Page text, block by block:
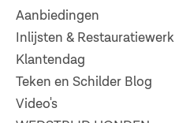
Aanbiedingen
Inlijsten & Restauratiewerk
Klantendag
Teken en Schilder Blog
Video's